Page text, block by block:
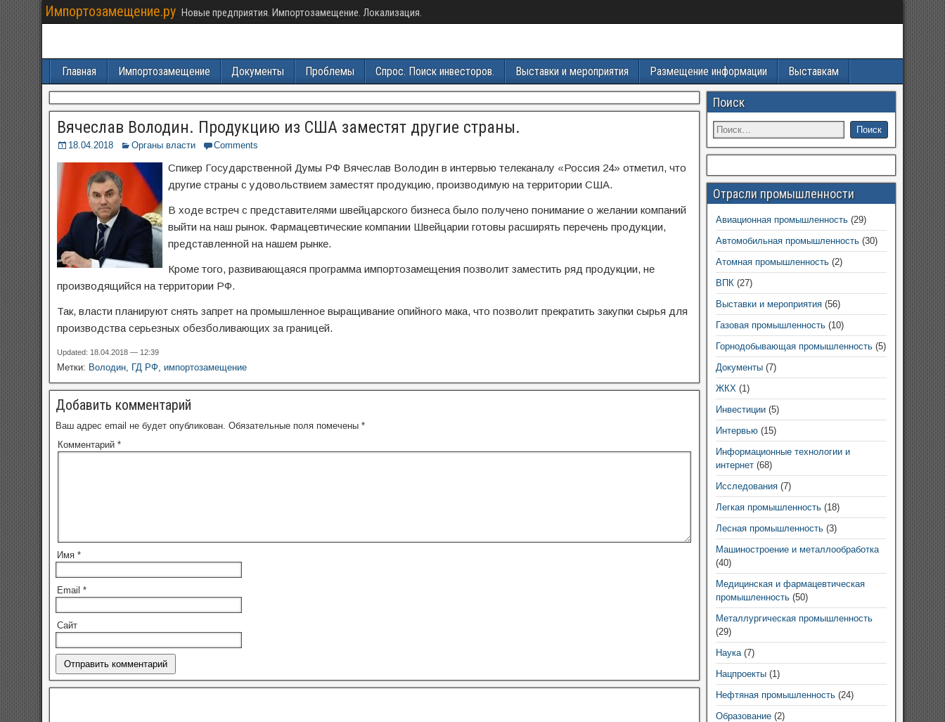
Импортозамещение.ру Новые предприятия. Импортозамещение. Локализация.
Главная Импортозамещение Документы Проблемы Спрос. Поиск инвесторов. Выставки и мероприятия Размещение информации Выставкам
Вячеслав Володин. Продукцию из США заместят другие страны.
18.04.2018 Органы власти Comments
Спикер Государственной Думы РФ Вячеслав Володин в интервью телеканалу «Россия 24» отметил, что
другие страны с удовольствием заместят продукцию, производимую на территории США.
В ходе встреч с представителями швейцарского бизнеса было получено понимание о желании компаний
выйти на наш рынок. Фармацевтические компании Швейцарии готовы расширять перечень продукции,
представленной на нашем рынке.
Кроме того, развивающаяся программа импортозамещения позволит заместить ряд продукции, не
производящийся на территории РФ.
Так, власти планируют снять запрет на промышленное выращивание опийного мака, что позволит прекратить закупки сырья для
производства серьезных обезболивающих за границей.
Updated: 18.04.2018 — 12:39
Метки: Володин, ГД РФ, импортозамещение
Добавить комментарий
Ваш адрес email не будет опубликован. Обязательные поля помечены *
Комментарий *
Имя *
Email *
Сайт
Поиск
Отрасли промышленности
Авиационная промышленность(29)
Автомобильная промышленность(30)
Атомная промышленность(2)
ВПК(27)
Выставки и мероприятия(56)
Газовая промышленность(10)
Горнодобывающая промышленность(5)
Документы(7)
ЖКХ(1)
Инвестиции(5)
Интервью(15)
Информационные технологии и
интернет(68)
Исследования(7)
Легкая промышленность(18)
Лесная промышленность(3)
Машиностроение и металлообработка
(40)
Медицинская и фармацевтическая
промышленность(50)
Металлургическая промышленность
(29)
Наука(7)
Нацпроекты(1)
Нефтяная промышленность(24)
Образование(2)